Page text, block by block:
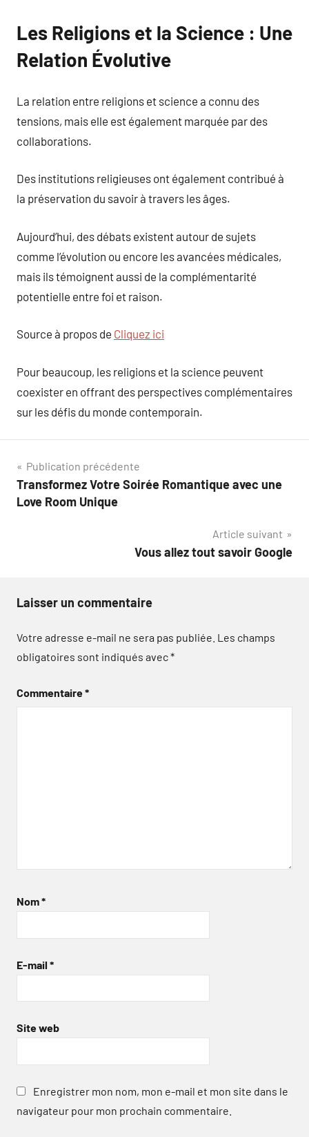
Les Religions et la Science : Une
Relation Évolutive
La relation entre religions et science a connu des
tensions, mais elle est également marquée par des
collaborations.
Des institutions religieuses ont également contribué à
la préservation du savoir à travers les âges.
Aujourd’hui, des débats existent autour de sujets
comme l’évolution ou encore les avancées médicales,
mais ils témoignent aussi de la complémentarité
potentielle entre foi et raison.
Source à propos de Cliquez ici
Pour beaucoup, les religions et la science peuvent
coexister en offrant des perspectives complémentaires
sur les défis du monde contemporain.
Navigation
de
Publication précédente
Transformez Votre Soirée Romantique avec une
Love Room Unique
Article suivant
Vous allez tout savoir Google
Laisser un commentaire
Votre adresse e-mail ne sera pas publiée. Les champs
obligatoires sont indiqués avec*
Commentaire*
Nom*
E-mail *
Site web
Enregistrer mon nom, mon e-mail et mon site dans le
navigateur pour mon prochain commentaire.